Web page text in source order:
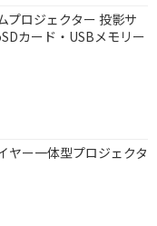
プロジェクター 投影サ
カード・USBメモリー
ヤー一体型プロジェクタ
指定したワード